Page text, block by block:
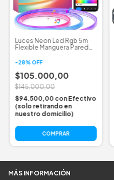
Luces Neon Led Rgb 5m
Flexible Manguera Pared
-28%OFF
$105.000,00
$145.000,00
$94.500,00 con Efectivo
(solo retirando en
nuestro domicilio)
MÁS INFORMACIÓN